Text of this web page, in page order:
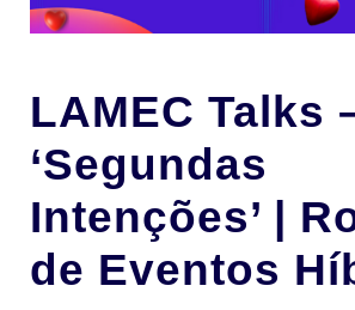
LAMEC Talks
‘Segundas
Intenções’ |
de Eventos